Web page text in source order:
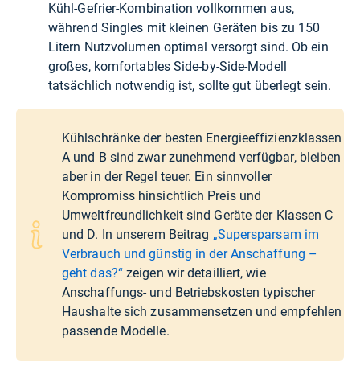
Kühl-Gefrier-Kombination vollkommen aus,
während Singles mit kleinen Geräten bis zu 150
Litern Nutzvolumen optimal versorgt sind. Ob ein
großes, komfortables Side-by-Side-Modell
tatsächlich notwendig ist, sollte gut überlegt sein.
Kühlschränke der besten Energieeffizienzklassen
A und B sind zwar zunehmend verfügbar, bleiben
aber in der Regel teuer. Ein sinnvoller
Kompromiss hinsichtlich Preis und
Umweltfreundlichkeit sind Geräte der Klassen C
und D. In unserem Beitrag „Supersparsam im
Verbrauch und günstig in der Anschaffung –
geht das?“zeigen wir detailliert, wie
Anschaffungs- und Betriebskosten typischer
Haushalte sich zusammensetzen und empfehlen
passende Modelle.